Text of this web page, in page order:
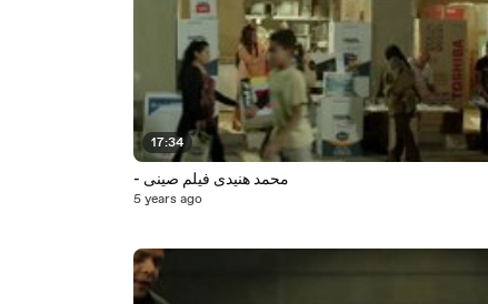
17:34
- محمد هنيدى فيلم صينى
5 years ago